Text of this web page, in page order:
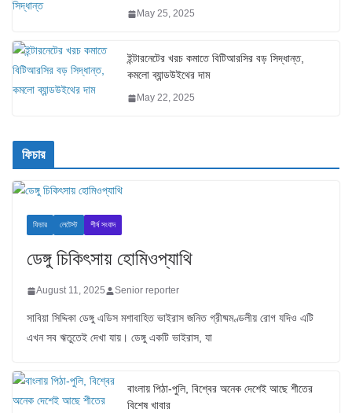
May 25, 2025
ইন্টারনেটের খরচ কমাতে বিটিআরসির বড় সিদ্ধান্ত,
কমলো ব্যান্ডউইথের দাম
May 22, 2025
ফিচার
ফিচার লেটেস্ট শীর্ষ সংবাদ
ডেঙ্গু চিকিৎসায় হোমিওপ্যাথি
August 11, 2025 Senior reporter
সাবিয়া সিদ্দিকা ডেঙ্গু এডিস মশাবাহিত ভাইরাস জনিত গ্রীষ্মমণ্ডলীয় রোগ যদিও এটি
এখন সব ঋতুতেই দেখা যায়। ডেঙ্গু একটি ভাইরাস, যা
বাংলায় পিঠা-পুলি, বিশ্বের অনেক দেশেই আছে শীতের
বিশেষ খাবার